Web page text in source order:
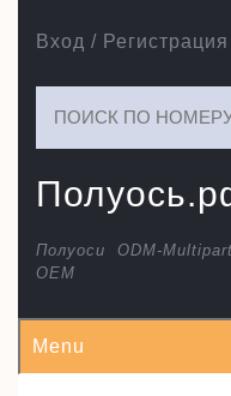
Полуоси ODM-
ОЕМ
Вход / Регистрация
Menu